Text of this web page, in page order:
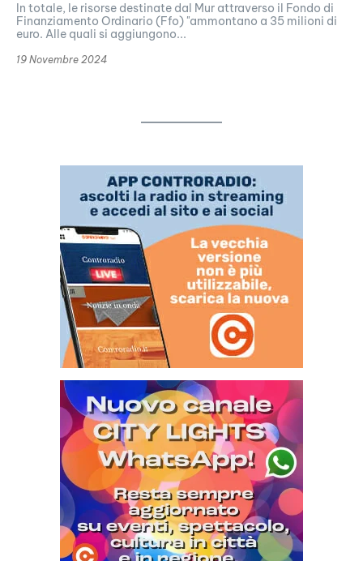
In totale, le risorse destinate dal Mur attraverso il Fondo di
Finanziamento Ordinario (Ffo) "ammontano a 35 milioni di
euro. Alle quali si aggiungono...
19 Novembre 2024